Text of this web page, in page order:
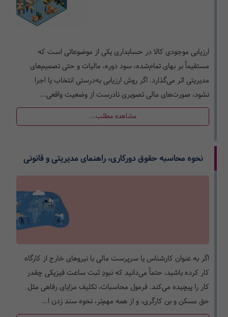
ارزیابی موجودی کالا در حسابداری یکی از موضوعاتی است که
مستقیماً بر بهای تمام‌شده، سود دوره، مالیات و حتی تصمیم‌های
مدیریتی اثر می‌گذارد. اگر روش ارزیابی به‌درستی انتخاب یا اجرا
نشود، صورت‌های مالی تصویری نادرست از وضعیت واقعی...
مشاهده مطلب...
نحوه محاسبه حقوق دورکاری، راهنمای مدیریتی و قانونی
اگر به عنوان کارشناس یا سرپرست مالی با نیروهای خارج از کارگاه
کار کرده باشید، حتماً می‌دانید که نبودِ ثبت ساعت فیزیکی چقدر
کار را پیچیده می‌کند. فرمول محاسبات، تکلیف مزایای رفاهی مثل
حق مسکن و بن کارگری، و از همه مهم‌تر، نحوه سند زدن ا...